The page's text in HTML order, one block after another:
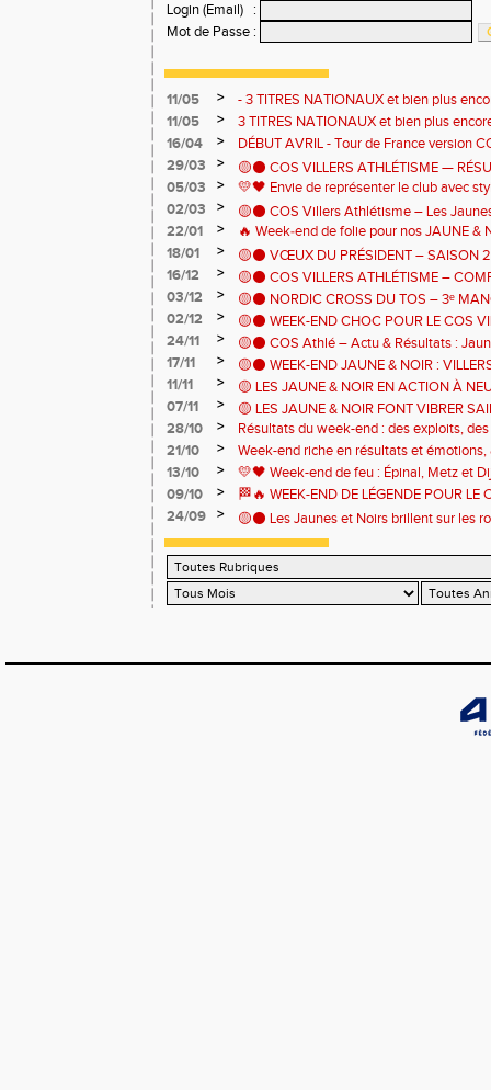
Login (Email)
:
Mot de Passe :
11/05 >
- 3 TITRES NATIONAUX et bien plus
11/05
>
3 TITRES NATIONAUX et bien plus
16/04
>
DÉBUT AVRIL - Tour de France version
29/03
>
🟡⚫ COS VILLERS ATHLÉTISME —
FIN MARS 2026 ⚫🟡
05/03 >
💛🖤 Envie de représenter le club avec
maillots du COS Villers Athlétisme est
02/03 >
🟡⚫ COS Villers Athlétisme – Les
22/01
>
🔥 Week‑end de folie pour nos JAUNE &
18/01
>
🟡⚫ VŒUX DU PRÉSIDENT – SAISON
16/12
>
🟡⚫ COS VILLERS ATHLÉTISME –
DERNIÈRES COMPÉTITIONS ⚫🟡
03/12 >
🟡⚫ NORDIC CROSS DU TOS – 3ᵉ
GRAND EST
02/12 >
🟡⚫ WEEK-END CHOC POUR LE COS
24/11
>
🟡⚫ COS Athlé – Actu & Résultats :
temps ! ⚫🟡
17/11 >
🟡⚫ WEEK-END JAUNE & NOIR :
11/11
>
🟡 LES JAUNE & NOIR EN ACTION À
CHANTRAINE ET NÎMES ! ⚫
07/11 >
🟡 LES JAUNE & NOIR FONT VIBRER
⚫
28/10 >
Résultats du week-end : des exploits,
épiques ! 🌟🔥
21/10 >
Week-end riche en résultats et
🍁
13/10 >
💛🖤 Week-end de feu : Épinal, Metz et
🔥
09/10 >
🏁🔥 WEEK-END DE LÉGENDE POUR LE
!
24/09 > 🟡⚫ Les Jaunes et Noirs brillent sur les